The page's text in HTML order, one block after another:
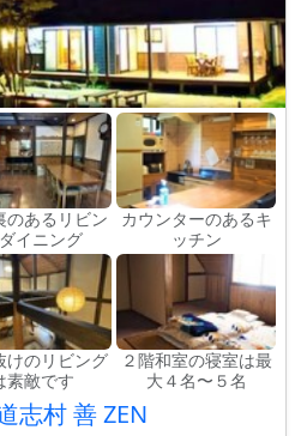
のあるリビン
イニング
カウンターのあるキ
ッチン
けのリビング
素敵です
２階和室の寝室は最
大４名〜５名
志村 善 ZEN